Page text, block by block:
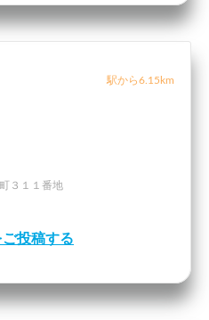
駅から6.15km
３１１番地
ご投稿する